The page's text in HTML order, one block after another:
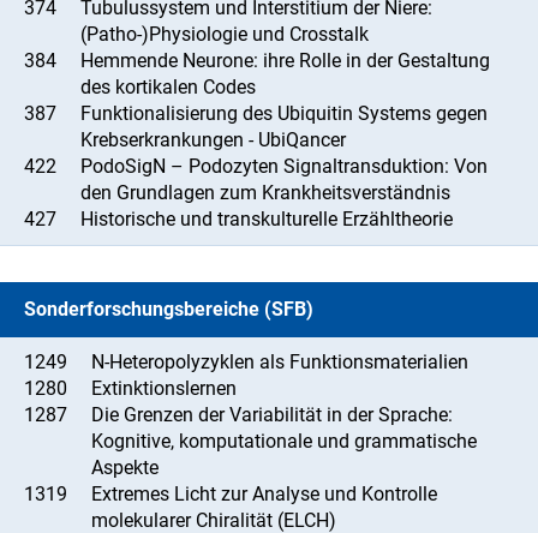
374
Tubulussystem und Interstitium der Niere:
(Patho-)Physiologie und Crosstalk
384
Hemmende Neurone: ihre Rolle in der Gestaltung
des kortikalen Codes
387
Funktionalisierung des Ubiquitin Systems gegen
Krebserkrankungen - UbiQancer
422
PodoSigN – Podozyten Signaltransduktion: Von
den Grundlagen zum Krankheitsverständnis
427
Historische und transkulturelle Erzähltheorie
Sonderforschungsbereiche (SFB)
1249
N-Heteropolyzyklen als Funktionsmaterialien
1280
Extinktionslernen
1287
Die Grenzen der Variabilität in der Sprache:
Kognitive, komputationale und grammatische
Aspekte
1319
Extremes Licht zur Analyse und Kontrolle
molekularer Chiralität (ELCH)